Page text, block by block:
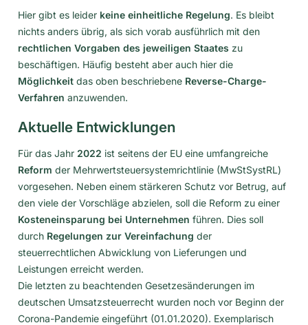
Hier gibt es leider keine einheitliche Regelung. Es bleibt
nichts anders übrig, als sich vorab ausführlich mit den
rechtlichen Vorgaben des jeweiligen Staates zu
beschäftigen. Häufig besteht aber auch hier die
Möglichkeit das oben beschriebene Reverse-Charge-
Verfahren anzuwenden.
Aktuelle Entwicklungen
Für das Jahr 2022 ist seitens der EU eine umfangreiche
Reform der Mehrwertsteuersystemrichtlinie (MwStSystRL)
vorgesehen. Neben einem stärkeren Schutz vor Betrug, auf
den viele der Vorschläge abzielen, soll die Reform zu einer
Kosteneinsparung bei Unternehmen führen. Dies soll
durch Regelungen zur Vereinfachung der
steuerrechtlichen Abwicklung von Lieferungen und
Leistungen erreicht werden.
Die letzten zu beachtenden Gesetzesänderungen im
deutschen Umsatzsteuerrecht wurden noch vor Beginn der
Corona-Pandemie eingeführt (01.01.2020). Exemplarisch